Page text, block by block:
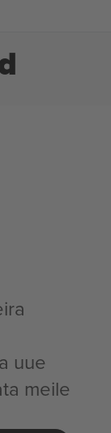
uue
meile